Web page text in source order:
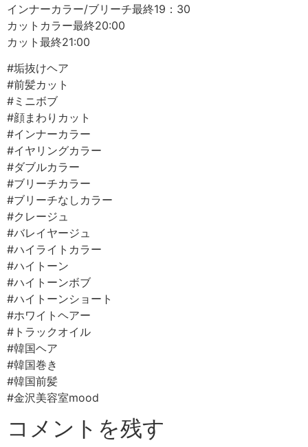
インナーカラー/ブリーチ最終19：30
カットカラー最終20:00
カット最終21:00
#垢抜けヘア
#前髪カット
#ミニボブ
#顔まわりカット
#インナーカラー
#イヤリングカラー
#ダブルカラー
#ブリーチカラー
#ブリーチなしカラー
#クレージュ
#バレイヤージュ
#ハイライトカラー
#ハイトーン
#ハイトーンボブ
#ハイトーンショート
#ホワイトヘアー
#トラックオイル
#韓国ヘア
#韓国巻き
#韓国前髪
#金沢美容室mood
コメントを残す